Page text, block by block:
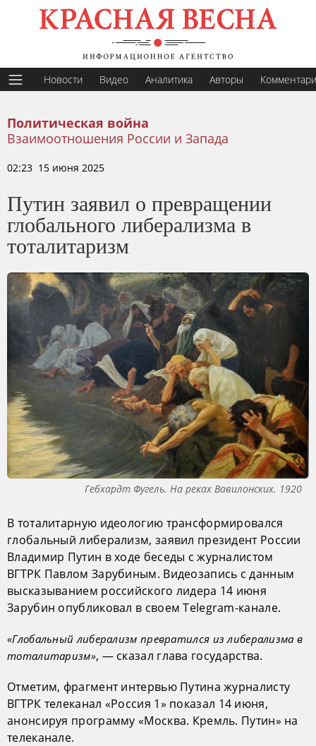
Новости Видео Аналитика Авторы
Политическая война
Взаимоотношения России и Запада
02:23 15 июня 2025
Путин заявил о превращении
глобального либерализма в
тоталитаризм
Гебхардт Фугель. На реках Вавилонских. 1920
В тоталитарную идеологию трансформировался
глобальный либерализм, заявил президент России
Владимир Путин в ходе беседы с журналистом
ВГТРК Павлом Зарубиным. Видеозапись с данным
высказыванием российского лидера 14 июня
Зарубин опубликовал в своем Telegram-канале.
«Глобальный либерализм превратился из либерализма в
тоталитаризм», — сказал глава государства.
Отметим, фрагмент интервью Путина журналисту
ВГТРК телеканал «Россия 1» показал 14 июня,
анонсируя программу «Москва. Кремль. Путин» на
телеканале.